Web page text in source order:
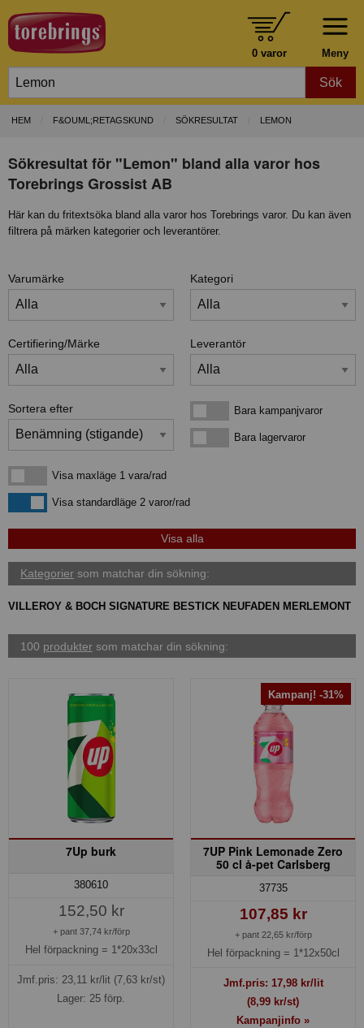
Meny
0 varor
Sök
HEM F&OUML;RETAGSKUND SÖKRESULTAT LEMON
Sökresultat för "Lemon" bland alla varor hos
Torebrings Grossist AB
Här kan du fritextsöka bland alla varor hos Torebrings varor. Du kan även
filtrera på märken kategorier och leverantörer.
Varumärke Kategori
Certifiering/Märke Leverantör
Sortera efter Bara kampanjvarorBara kampanjvaror
Bara lagervarorBara lagervaror
Visa maxläge 1 vara/rad
Visa maxläge 1 vara/rad
Visa standardlägeVisa standardläge 2 varor/rad
Kategorier som matchar din sökning:
VILLEROY & BOCH SIGNATURE BESTICK NEUFADEN MERLEMONT
100 produkter som matchar din sökning:
7Up burk
380610
152,50 kr
+ pant 37,74 kr/förp
Hel förpackning = 1*20x33cl
Jmf.pris: 23,11 kr/lit (7,63 kr/st)
Lager: 25 förp.
Kampanj! -31%
7UP Pink Lemonade Zero
50 cl å-pet Carlsberg
37735
107,85 kr
+ pant 22,65 kr/förp
Hel förpackning = 1*12x50cl
Jmf.pris: 17,98kr/lit
(8,99 kr/st)
Kampanjinfo »